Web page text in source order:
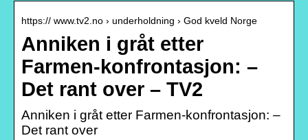
https:// www.tv2.no › underholdning › God kveld Norge
Anniken i gråt etter
Farmen-konfrontasjon: –
Det rant over – TV2
Anniken i gråt etter Farmen-konfrontasjon: –
Det rant over